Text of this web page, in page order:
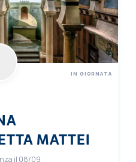
MATTEI
IN GIORNATA
il 08/09